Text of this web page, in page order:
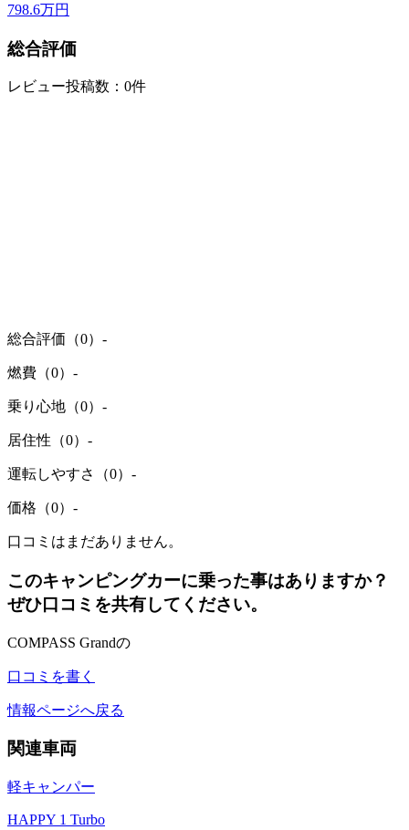
798.6万円
総合評価
レビュー投稿数：0件
総合評価（0） -
燃費（0） -
乗り心地（0） -
居住性（0） -
運転しやすさ（0） -
価格（0） -
口コミはまだありません。
このキャンピングカーに乗った事はありますか？
ぜひ口コミを共有してください。
COMPASS Grandの
口コミを書く
情報ページへ戻る
関連車両
軽キャンパー
HAPPY 1 Turbo